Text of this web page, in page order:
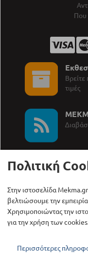
Που
τιμές
Καλέστε μας:
+30 210 27 58 228
Πολιτική
Στην ιστοσελίδα
βελτιώσουμε την
Χρησιμοποιώντας την
για την χρήση των
Περισσότερες